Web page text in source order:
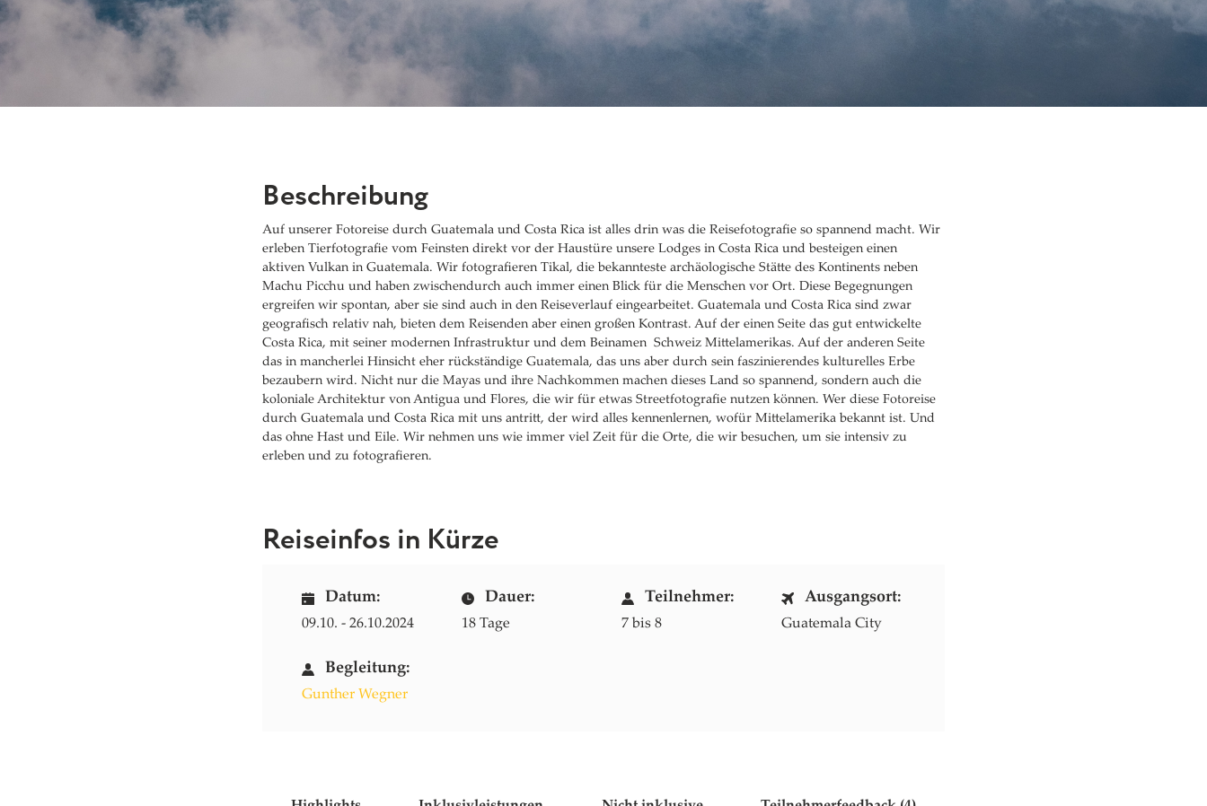
Beschreibung
Auf unserer Fotoreise durch Guatemala und Costa Rica ist alles drin was die Reisefotografie so spannend macht. Wir
erleben Tierfotografie vom Feinsten direkt vor der Haustüre unsere Lodges in Costa Rica und besteigen einen
aktiven Vulkan in Guatemala. Wir fotografieren Tikal, die bekannteste archäologische Stätte des Kontinents neben
Machu Picchu und haben zwischendurch auch immer einen Blick für die Menschen vor Ort. Diese Begegnungen
ergreifen wir spontan, aber sie sind auch in den Reiseverlauf eingearbeitet. Guatemala und Costa Rica sind zwar
geografisch relativ nah, bieten dem Reisenden aber einen großen Kontrast. Auf der einen Seite das gut entwickelte
Costa Rica, mit seiner modernen Infrastruktur und dem Beinamen Schweiz Mittelamerikas. Auf der anderen Seite
das in mancherlei Hinsicht eher rückständige Guatemala, das uns aber durch sein faszinierendes kulturelles Erbe
bezaubern wird. Nicht nur die Mayas und ihre Nachkommen machen dieses Land so spannend, sondern auch die
koloniale Architektur von Antigua und Flores, die wir für etwas Streetfotografie nutzen können. Wer diese Fotoreise
durch Guatemala und Costa Rica mit uns antritt, der wird alles kennenlernen, wofür Mittelamerika bekannt ist. Und
das ohne Hast und Eile. Wir nehmen uns wie immer viel Zeit für die Orte, die wir besuchen, um sie intensiv zu
erleben und zu fotografieren.
Reiseinfos in Kürze
Datum:
09.10. - 26.10.2024
Dauer:
18 Tage
Teilnehmer:
7 bis 8
Ausgangsort:
Guatemala City
Begleitung:
Gunther Wegner